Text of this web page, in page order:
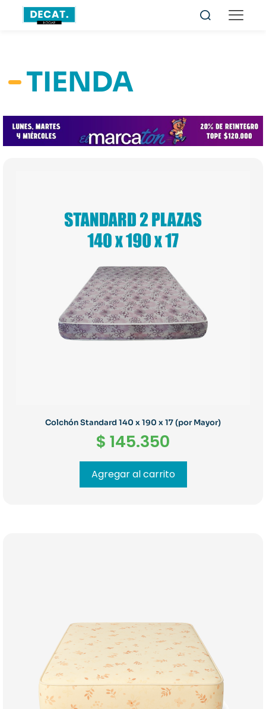
TIENDA
Colchón Standard 140 x 190 x 17 (por Mayor)
$ 145.350
Agregar al carrito